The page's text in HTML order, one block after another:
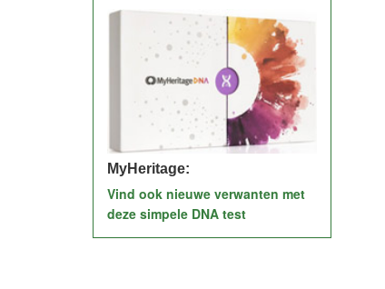
MyHeritage:
Vind ook nieuwe verwanten met
deze simpele DNA test